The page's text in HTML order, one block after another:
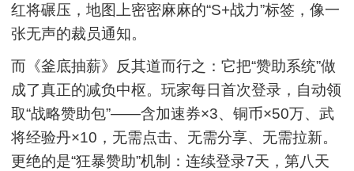
红将碾压，地图上密密麻麻的“S+战力”标签，像一
张无声的裁员通知。
而《釜底抽薪》反其道而行之：它把“赞助系统”做
成了真正的减负中枢。玩家每日首次登录，自动领
取“战略赞助包”——含加速券×3、铜币×50万、武
将经验丹×10，无需点击、无需分享、无需拉新。
更绝的是“狂暴赞助”机制：连续登录7天，第八天